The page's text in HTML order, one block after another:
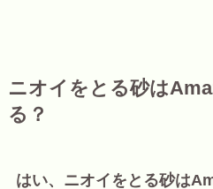
ニオイをとる砂は
る？
はい、ニオイをとる砂は